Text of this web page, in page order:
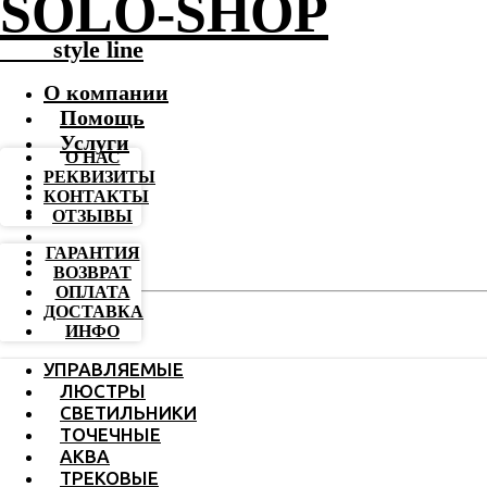
SOLO-SHOP
-------style line
О компании
Помощь
Услуги
О НАС
РЕКВИЗИТЫ
КОНТАКТЫ
ОТЗЫВЫ
ГАРАНТИЯ
ВОЗВРАТ
ОПЛАТА
ДОСТАВКА
ИНФО
УПРАВЛЯЕМЫЕ
ЛЮСТРЫ
СВЕТИЛЬНИКИ
ТОЧЕЧНЫЕ
АКВА
ТРЕКОВЫЕ